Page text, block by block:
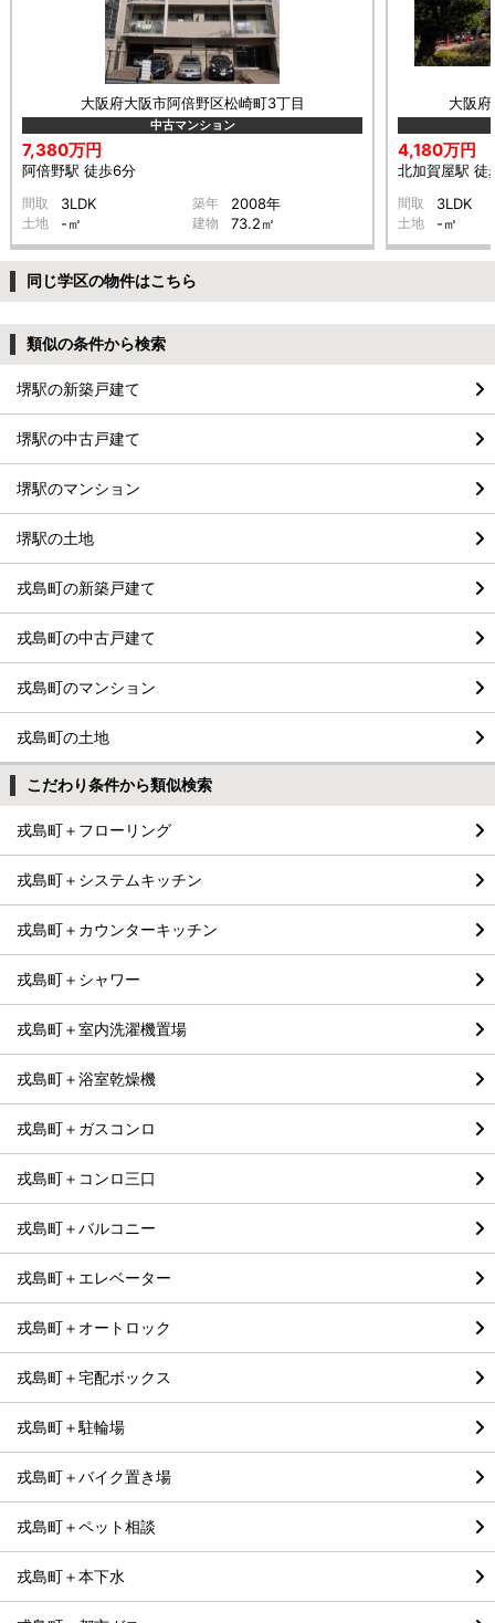
大阪府大阪市阿倍野区松崎町3丁目
中古マンション
7,380万円
阿倍野駅 徒歩6分
間取 3LDK 築年 2008年
土地 -㎡ 建物 73.2㎡
大阪
4,180万円
北加賀屋駅 徒
間取 3LDK
土地 -㎡
同じ学区の物件はこちら
類似の条件から検索
堺駅の新築戸建て
堺駅の中古戸建て
堺駅のマンション
堺駅の土地
戎島町の新築戸建て
戎島町の中古戸建て
戎島町のマンション
戎島町の土地
こだわり条件から類似検索
戎島町＋フローリング
戎島町＋システムキッチン
戎島町＋カウンターキッチン
戎島町＋シャワー
戎島町＋室内洗濯機置場
戎島町＋浴室乾燥機
戎島町＋ガスコンロ
戎島町＋コンロ三口
戎島町＋バルコニー
戎島町＋エレベーター
戎島町＋オートロック
戎島町＋宅配ボックス
戎島町＋駐輪場
戎島町＋バイク置き場
戎島町＋ペット相談
戎島町＋本下水